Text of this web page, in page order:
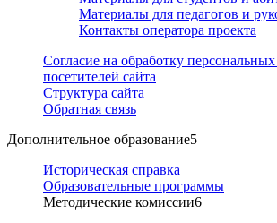
Материалы для педагогов и
Контакты оператора проекта
Согласие на обработку
посетителей сайта
Структура сайта
Обратная связь
Дополнительное образование5
Историческая справка
Образовательные программы
Методические комиссии6